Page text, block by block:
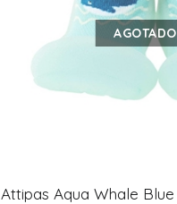
AGOTADO
Attipas Aqua Whale Blue